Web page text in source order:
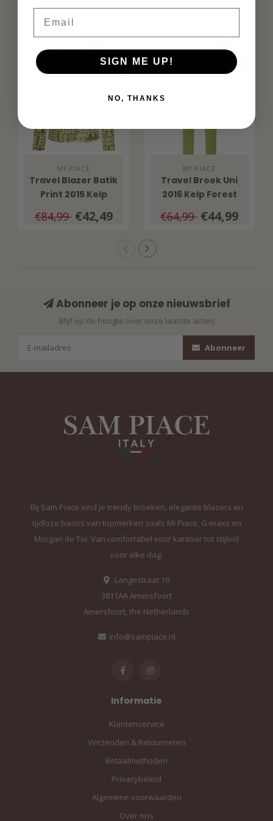
Gerelateerde producten
SALE -50%
MI PIACE
Travel Blazer Batik
Print 2015 Kelp
€84,99 €42,49
SALE -31%
MI PIACE
Travel Broek Uni
2016 Kelp Forest
€64,99 €44,99
Abonneer je op onze nieuwsbrief
Blijf op de hoogte over onze laatste acties
Abonneer
Bij Sam Piace vind je trendy broeken, elegante blazers en
tijdloze basics van topmerken zoals Mi Piace, G-maxx en
Morgan de Toi. Van comfortabel voor kantoor tot stijlvol
voor elke dag.
Langestraat 19
3811AA Amersfoort
Amersfoort, the Netherlands
info@sampiace.nl
Informatie
Klantenservice
Verzenden & Retourneren
Betaalmethoden
Privacybeleid
Algemene voorwaarden
Over ons
SIGN ME UP!
NO, THANKS